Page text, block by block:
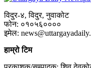
विदुर-४, विदुर, नुवाकोट
फोन: ०१०५६००००
इमेल:
हाम्रो टिम